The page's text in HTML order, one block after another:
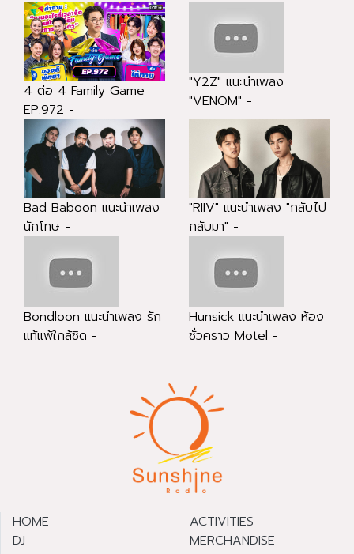
4 ต่อ 4 Family Game
EP.972 -
"Y2Z" แนะนำเพลง
"VENOM" -
Bad Baboon แนะนำเพลง
นักโทษ -
"RIIV" แนะนำเพลง "กลับไป
กลับมา" -
Bondloon แนะนำเพลง รัก
แท้แพ้ใกล้ชิด -
Hunsick แนะนำเพลง ห้อง
ชั่วคราว Motel -
HOME
DJ
ACTIVITIES
MERCHANDISE